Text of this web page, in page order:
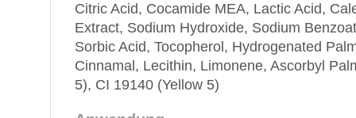
Citric Acid, Cocamide MEA, Lactic Acid,
Extract, Sodium Hydroxide, Sodium
Sorbic Acid, Tocopherol, Hydrogenated
Cinnamal, Lecithin, Limonene, Ascorbyl
5), CI 19140 (Yellow 5)